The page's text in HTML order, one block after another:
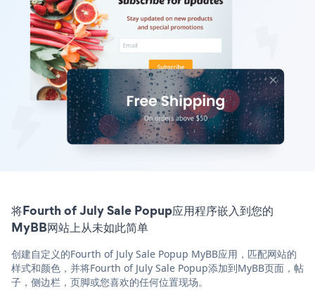
将Fourth of July Sale Popup应用程序嵌入到您的
MyBB网站上从未如此简单
创建自定义的Fourth of July Sale Popup MyBB应用，匹配网站的
样式和颜色，并将Fourth of July Sale Popup添加到MyBB页面，帖
子，侧边栏，页脚或您喜欢的任何位置现场。